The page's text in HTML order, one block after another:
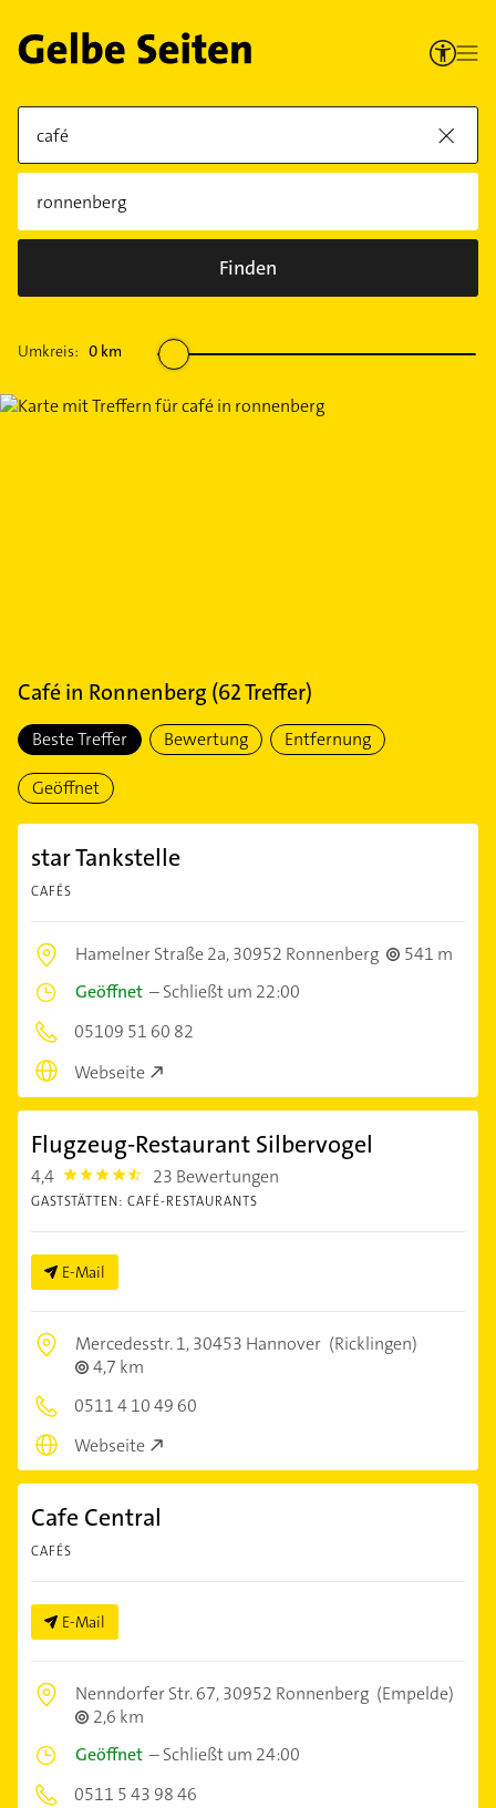
Finden
Umkreis: 0 km
Caféin Ronnenberg (62Treffer)
Beste Treffer Bewertung Entfernung
Geöffnet
star Tankstelle
CAFÉS
Hamelner Straße 2a,30952 Ronnenberg
541 m
Geöffnet –Schließt um 22:00
05109 51 60 82
Webseite
Flugzeug-Restaurant Silbervogel
4,4 4.4 23 Bewertungen
GASTSTÄTTEN: CAFÉ-RESTAURANTS
E-Mail
Mercedesstr. 1,30453 Hannover (Ricklingen)
4,7 km
0511 4 10 49 60
Webseite
Cafe Central
CAFÉS
E-Mail
Nenndorfer Str. 67,30952 Ronnenberg (Empelde)
2,6 km
Geöffnet –Schließt um 24:00
0511 5 43 98 46